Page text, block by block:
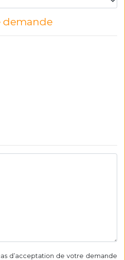
demande
d’acceptation de votre demande